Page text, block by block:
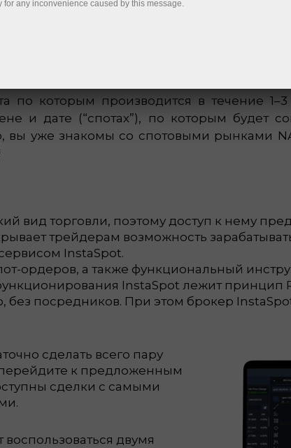
Открыть торговый счет
по которым производится в течение 1–3
и дате (“спотах”), по которым будет
вы уже знакомы со спотовыми рынками
вид торговли, поэтому доступ к нему
трейдерам возможность
InstaSpot.
ордеров, а также функциональный
InstaSpot лежит принцип
посредников. При этом брокер InstaSpot
сделать всего пару
перейдите к предложенным
сделки с самыми
двумя
for any inconvenience caused by this message.